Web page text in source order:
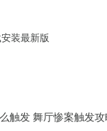
续的点击，玩游戏，网
，自由选择切底解放
装最新版
触发 舞厅惨案触发攻